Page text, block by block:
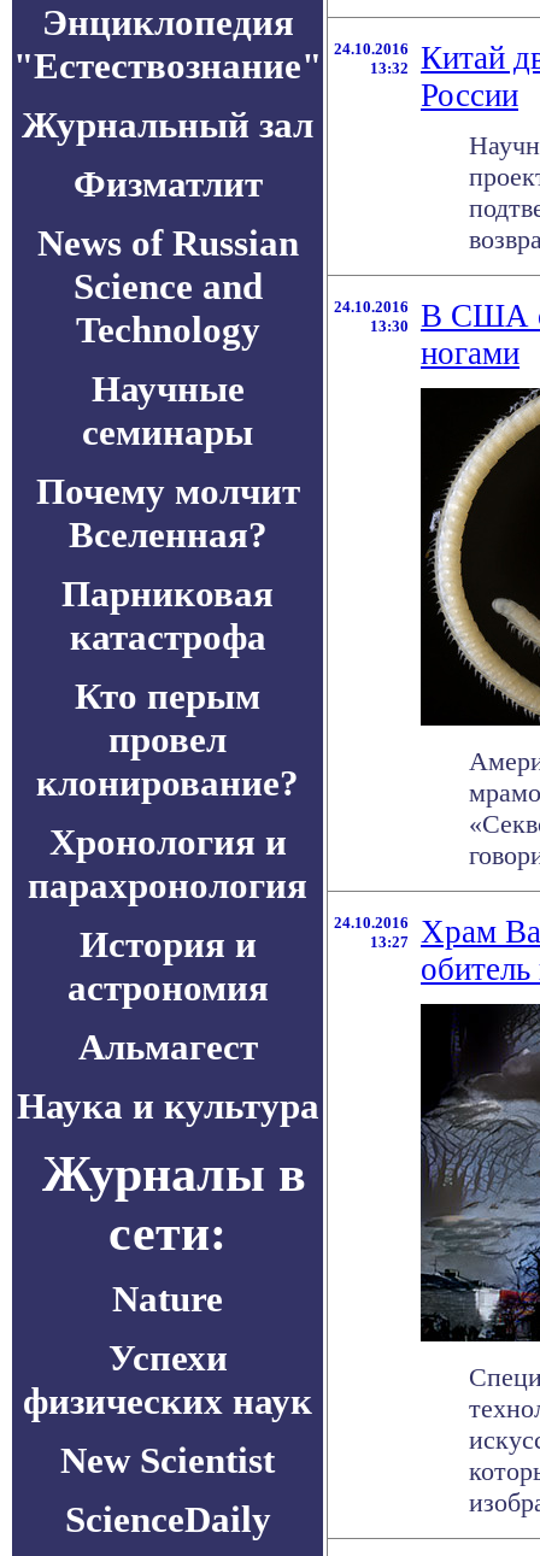
Энциклопедия
"Естествознание"
Журнальный зал
Физматлит
News of Russian
Science and
Technology
Научные
семинары
Почему молчит
Вселенная?
Парниковая
катастрофа
Кто перым
провел
клонирование?
Хронология и
парахронология
История и
астрономия
Альмагест
Наука и культура
Журналы в
сети:
Nature
Успехи
физических наук
New Scientist
ScienceDaily
24.10.2016
13:32
Китай
России
24.10.2016
13:30
В США
ногами
24.10.2016
13:27
Храм